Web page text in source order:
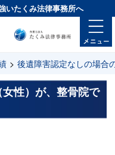
いたくみ法律事務所へ
> 後遺障害認定なしの場合
性）が、整骨院で